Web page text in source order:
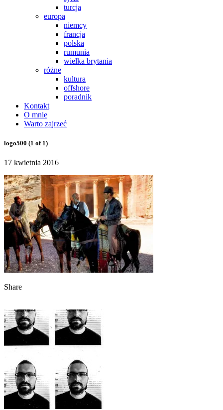
turcja
europa
niemcy
francja
polska
rumunia
wielka brytania
różne
kultura
offshore
poradnik
Kontakt
O mnie
Warto zajrzeć
logo500 (1 of 1)
17 kwietnia 2016
Share